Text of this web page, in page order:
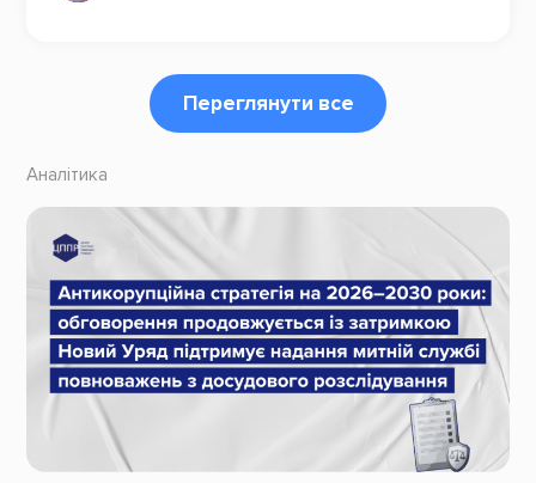
Переглянути все
Аналітика